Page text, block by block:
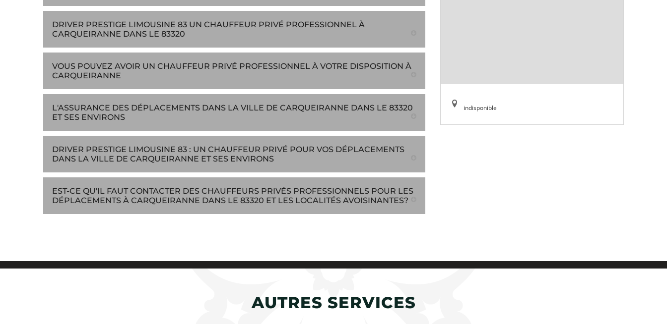
DRIVER PRESTIGE LIMOUSINE 83 UN CHAUFFEUR PRIVÉ PROFESSIONNEL À
CARQUEIRANNE DANS LE 83320
VOUS POUVEZ AVOIR UN CHAUFFEUR PRIVÉ PROFESSIONNEL À VOTRE DISPOSITION À
CARQUEIRANNE
L'ASSURANCE DES DÉPLACEMENTS DANS LA VILLE DE CARQUEIRANNE DANS LE 83320
ET SES ENVIRONS
DRIVER PRESTIGE LIMOUSINE 83 : UN CHAUFFEUR PRIVÉ POUR VOS DÉPLACEMENTS
DANS LA VILLE DE CARQUEIRANNE ET SES ENVIRONS
EST-CE QU'IL FAUT CONTACTER DES CHAUFFEURS PRIVÉS PROFESSIONNELS POUR LES
DÉPLACEMENTS À CARQUEIRANNE DANS LE 83320 ET LES LOCALITÉS AVOISINANTES?
indisponible
AUTRES SERVICES